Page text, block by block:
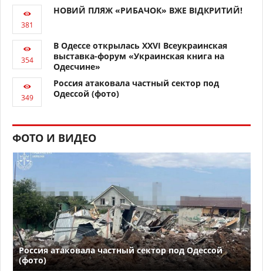
НОВИЙ ПЛЯЖ «РИБАЧОК» ВЖЕ ВІДКРИТИЙ!
В Одессе открылась XXVI Всеукраинская
выставка-форум «Украинская книга на
Одесчине»
Россия атаковала частный сектор под
Одессой (фото)
ФОТО И ВИДЕО
Россия атаковала частный сектор под Одессой
(фото)